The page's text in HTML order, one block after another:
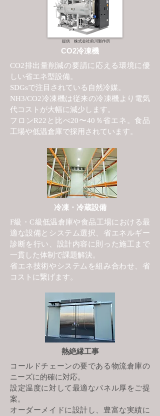
提供 株式会社前川製作所
CO2冷凍機
CO2排出量削減の要請に応える環境に優
しい省エネ型設備。
SDGsで注目されている自然冷媒。
NH3/CO2冷凍機は従来の冷凍機より電気
代コストが大幅に減少します。
フロンR22と比べ20〜40％省エネ。食品
工場や低温倉庫で採用されています。
冷凍・冷蔵設備
F級・C級低温倉庫や食品工場における最
適な設備とシステム選択、省エネルギー
診断を行い、設計内容に則った施工まで
一貫した体制で課題解決。
省エネ技術やシステムを組み合わせ、省
コストに繋げます。
熱絶縁工事
コールドチェーンの要である物流倉庫の
ニーズに的確に対応。
設定温度に対して最適なパネル厚をご提
案。
オーダーメイドに設計し、豊富な実績に